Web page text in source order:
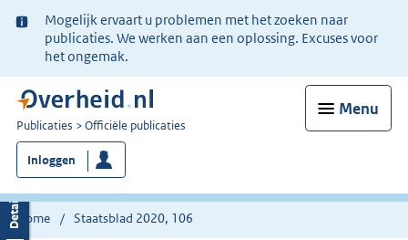
Ter
informatie:
Mogelijk ervaart u problemen met het zoeken naar
publicaties. We werken aan een oplossing. Excuses voor
het ongemak.
Menu
U
bent
nu
hier:
Publicaties Officiële publicaties
Inloggen
Home Staatsblad 2020, 106